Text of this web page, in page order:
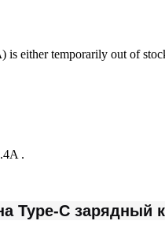
) is either temporarily out of
.
Type-C зарядный